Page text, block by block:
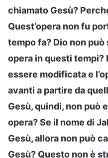
chiamato Gesù?
Quest’opera non fu
tempo fa? Dio non
opera in questi tempi?
essere modificata e
avanti a partire da
Gesù, quindi, non può
opera? Se il nome di
Gesù, allora non può
Gesù? Questo non è